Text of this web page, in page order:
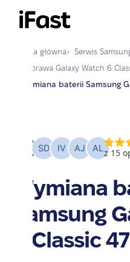
Strona główna› Serwis
Naprawa Galaxy Watch 6
Wymiana baterii Samsung
Wymiana
Samsung
6 Classic